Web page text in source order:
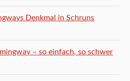
Denkmal in Schruns
– so einfach, so schwer